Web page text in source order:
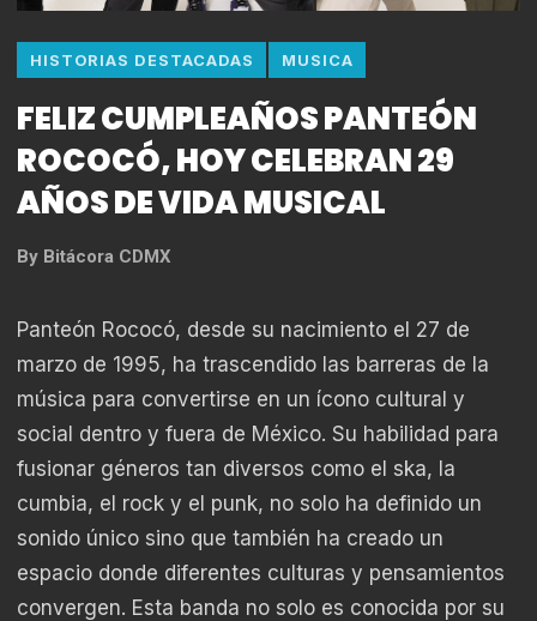
HISTORIAS DESTACADAS MUSICA
FELIZ CUMPLEAÑOS PANTEÓN
ROCOCÓ, HOY CELEBRAN 29
AÑOS DE VIDA MUSICAL
By Bitácora CDMX
Panteón Rococó, desde su nacimiento el 27 de
marzo de 1995, ha trascendido las barreras de la
música para convertirse en un ícono cultural y
social dentro y fuera de México. Su habilidad para
fusionar géneros tan diversos como el ska, la
cumbia, el rock y el punk, no solo ha definido un
sonido único sino que también ha creado un
espacio donde diferentes culturas y pensamientos
convergen. Esta banda no solo es conocida por su